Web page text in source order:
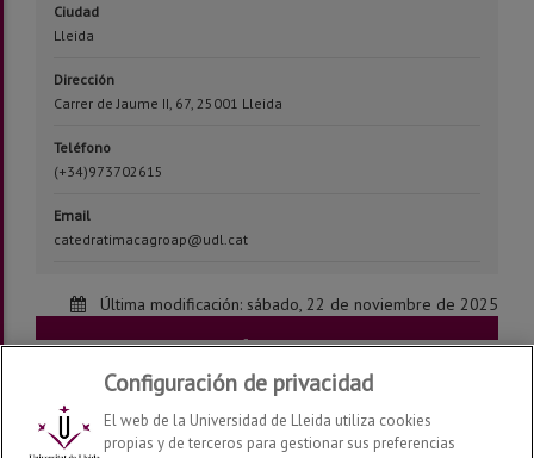
Ciudad
Lleida
Dirección
Carrer de Jaume II, 67, 25001 Lleida
Teléfono
(+34)973702615
Email
catedratimacagroap@udl.cat
Última modificación: sábado, 22 de noviembre de 2025
INSCRIPCIÓ A LA JORNADA
Configuración de privacidad
El web de la Universidad de Lleida utiliza cookies
propias y de terceros para gestionar sus preferencias